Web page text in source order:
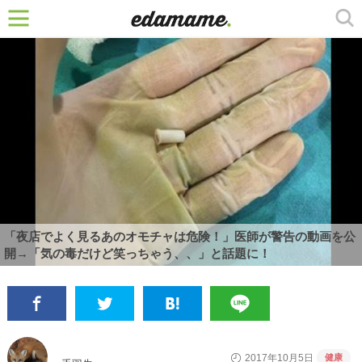
「夜店でよく見るあのオモチャは危険！」医師が警告の動画を公
開→「気の毒だけど笑っちゃう、、」と話題に！
2017年10月5日 健康